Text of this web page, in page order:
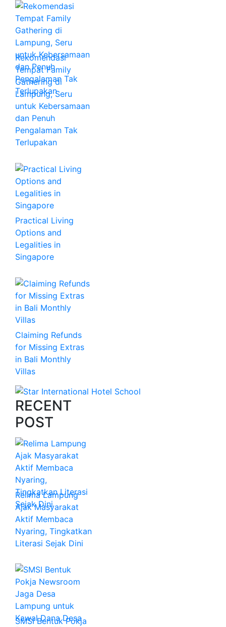
Rekomendasi
Tempat Family
Gathering di
Lampung, Seru
untuk Kebersamaan
dan Penuh
Pengalaman Tak
Terlupakan
Practical Living
Options and
Legalities in
Singapore
Claiming Refunds
for Missing Extras
in Bali Monthly
Villas
RECENT
POST
Relima Lampung
Ajak Masyarakat
Aktif Membaca
Nyaring, Tingkatkan
Literasi Sejak Dini
SMSI Bentuk Pokja